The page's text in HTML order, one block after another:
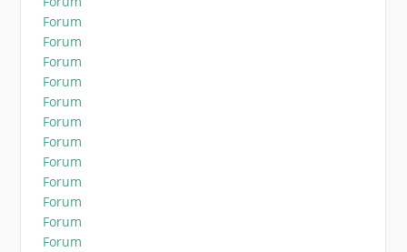
Forum
Forum
Forum
Forum
Forum
Forum
Forum
Forum
Forum
Forum
Forum
Forum